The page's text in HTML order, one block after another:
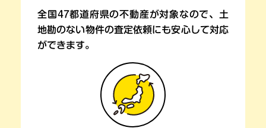
全国47都道府県の不動産が対象なので、土
地勘のない物件の査定依頼にも安心して対応
ができます。